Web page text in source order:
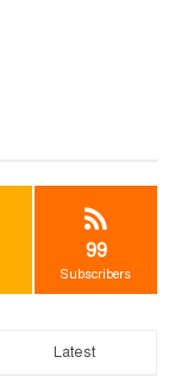
99
Subscribers
Latest